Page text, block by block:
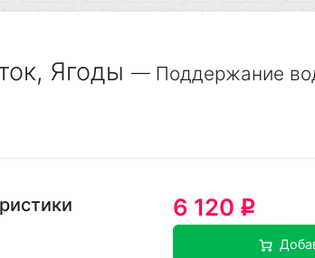
Ягоды — Поддержание
6 120 q